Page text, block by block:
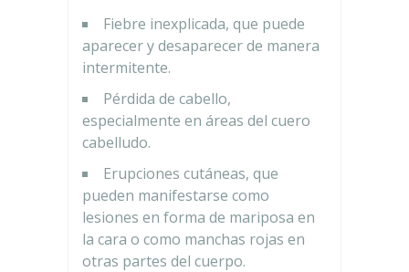
Fiebre inexplicada, que puede
aparecer y desaparecer de manera
intermitente.
Pérdida de cabello,
especialmente en áreas del cuero
cabelludo.
Erupciones cutáneas, que
pueden manifestarse como
lesiones en forma de mariposa en
la cara o como manchas rojas en
otras partes del cuerpo.